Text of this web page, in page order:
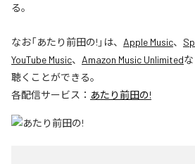
る。
なお「あたり前田の! 」は、 Apple Music、
YouTube Music、 Amazon Music Unlimited
聴くことができる。
各配信サービス： あたり前田の!